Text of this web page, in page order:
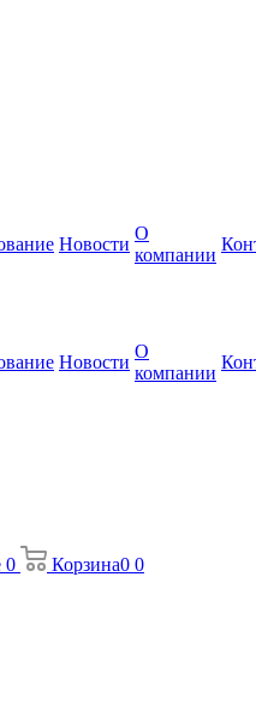
Новости
О
компании
Новости
О
компании
0 Корзина0 0